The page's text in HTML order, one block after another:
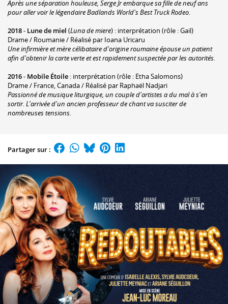
Après une séparation houleuse, Serge Jr embarque sa fille de neuf ans
pour aller voir le légendaireBadlands World's Best Truck Rodeo.
2018- Lune de miel (Luna de miere) : interprétation (rôle : Gail)
Drame / Roumanie / Réalisé par Ioana Uricaru
Une infirmière et mère célibataire d'origine roumaine épouse un patient
afin d'obtenir la carte verte et est rapidement suspectée par les autorités.
2016- Mobile Étoile : interprétation (rôle : Etha Salomons)
Drame / France, Canada / Réalisé par Raphaël Nadjari
Passionné de musique liturgique, un couple d'artistes a du mal à s'en
sortir. L'arrivée d'un ancien professeur de chant va susciter de
nombreuses tensions.
Partager sur :